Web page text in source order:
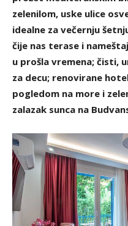
zelenilom, uske ulice
idealne za večernju
čije nas terase i
u prošla vremena; čisti,
za decu; renovirane
pogledom na more i
zalazak sunca na